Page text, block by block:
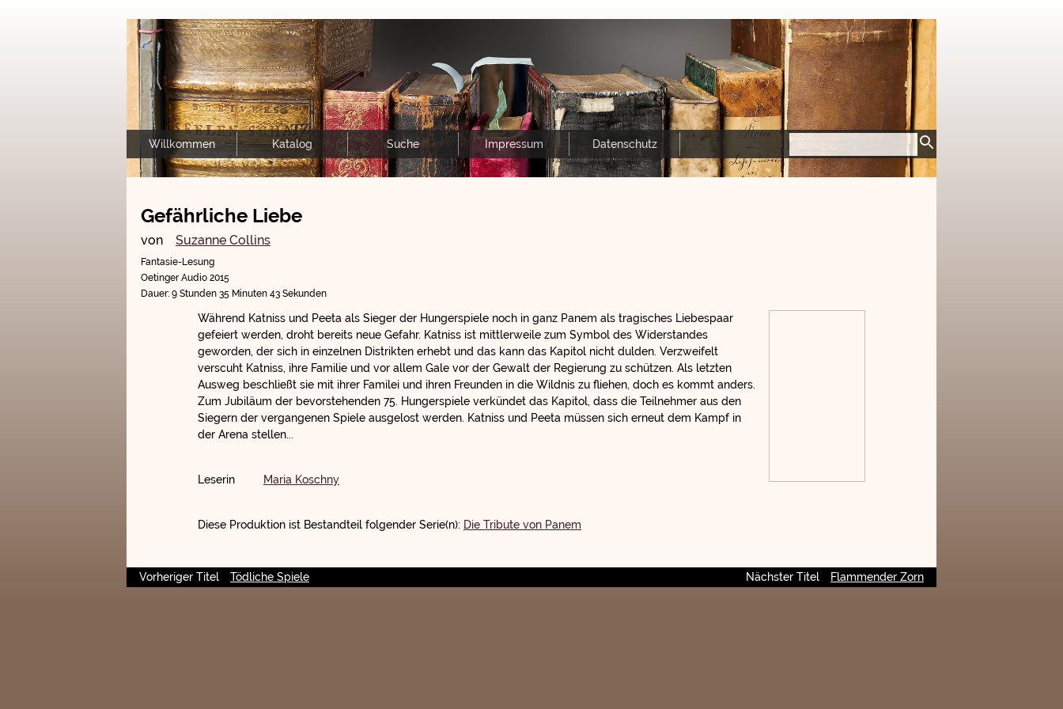
Willkommen Katalog Suche Impressum Datenschutz
Gefährliche Liebe
von Suzanne Collins
Fantasie-Lesung
Oetinger Audio 2015
Dauer: 9 Stunden 35 Minuten 43 Sekunden
Während Katniss und Peeta als Sieger der Hungerspiele noch in ganz Panem als tragisches Liebespaar
gefeiert werden, droht bereits neue Gefahr. Katniss ist mittlerweile zum Symbol des Widerstandes
geworden, der sich in einzelnen Distrikten erhebt und das kann das Kapitol nicht dulden. Verzweifelt
verscuht Katniss, ihre Familie und vor allem Gale vor der Gewalt der Regierung zu schützen. Als letzten
Ausweg beschließt sie mit ihrer Familei und ihren Freunden in die Wildnis zu fliehen, doch es kommt anders.
Zum Jubiläum der bevorstehenden 75. Hungerspiele verkündet das Kapitol, dass die Teilnehmer aus den
Siegern der vergangenen Spiele ausgelost werden. Katniss und Peeta müssen sich erneut dem Kampf in
der Arena stellen...
Leserin Maria Koschny
Diese Produktion ist Bestandteil folgender Serie(n): Die Tribute von Panem
Vorheriger Titel Tödliche Spiele Nächster Titel Flammender Zorn